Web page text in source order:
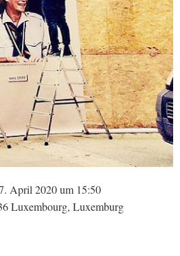
April 2020 um 15:50
Luxembourg, Luxemburg